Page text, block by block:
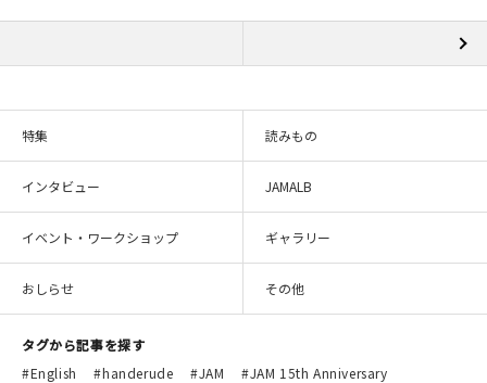
特集 読みもの
インタビュー JAMALB
イベント・ワークショップ ギャラリー
おしらせ その他
タグから記事を探す
English
handerude JAM
JAM 15th Anniversary